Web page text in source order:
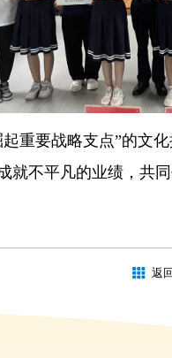
重要战略支点”的文
不平凡的业绩，共
返